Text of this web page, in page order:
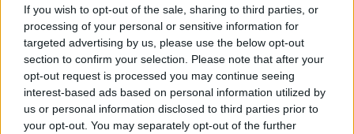
If you wish to opt-out of the sale, sharing to third parties, or
processing of your personal or sensitive information for
targeted advertising by us, please use the below opt-out
section to confirm your selection. Please note that after your
opt-out request is processed you may continue seeing
interest-based ads based on personal information utilized by
us or personal information disclosed to third parties prior to
your opt-out. You may separately opt-out of the further
2009. január 01. 00:00